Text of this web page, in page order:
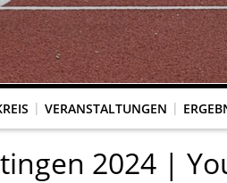
VERANSTALTUNGEN
2024 |